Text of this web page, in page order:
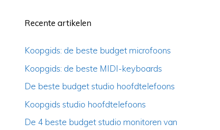
Recente artikelen
Koopgids: de beste budget microfoons
Koopgids: de beste MIDI-keyboards
De beste budget studio hoofdtelefoons
Koopgids studio hoofdtelefoons
De 4 beste budget studio monitoren van